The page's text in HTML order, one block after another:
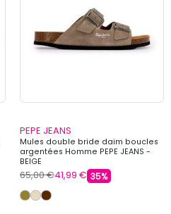
PEPE JEANS
Mules double bride daim boucles
argentées Homme PEPE JEANS -
BEIGE
65,00 €41,99 € 35%